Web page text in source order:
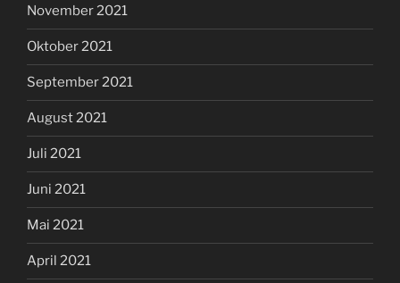
November 2021
Oktober 2021
September 2021
August 2021
Juli 2021
Juni 2021
Mai 2021
April 2021